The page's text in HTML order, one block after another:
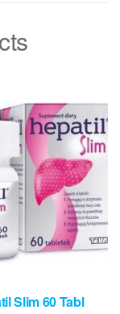
Slim 60 Tabl